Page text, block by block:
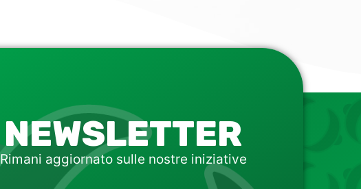
NEWSLETTER
Rimani aggiornato sulle nostre iniziative